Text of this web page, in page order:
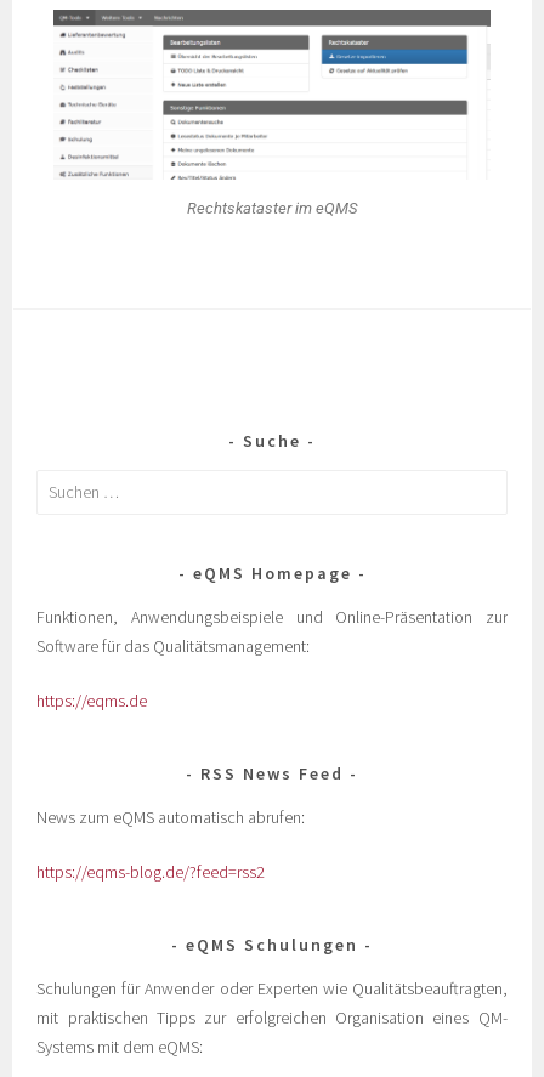
Rechtskataster im eQMS
Suche
eQMS Homepage
Funktionen, Anwendungsbeispiele und Online-Präsentation zur
Software für das Qualitätsmanagement:
https://eqms.de
RSS News Feed
News zum eQMS automatisch abrufen:
https://eqms-blog.de/?feed=rss2
eQMS Schulungen
Schulungen für Anwender oder Experten wie Qualitätsbeauftragten,
mit praktischen Tipps zur erfolgreichen Organisation eines QM-
Systems mit dem eQMS: